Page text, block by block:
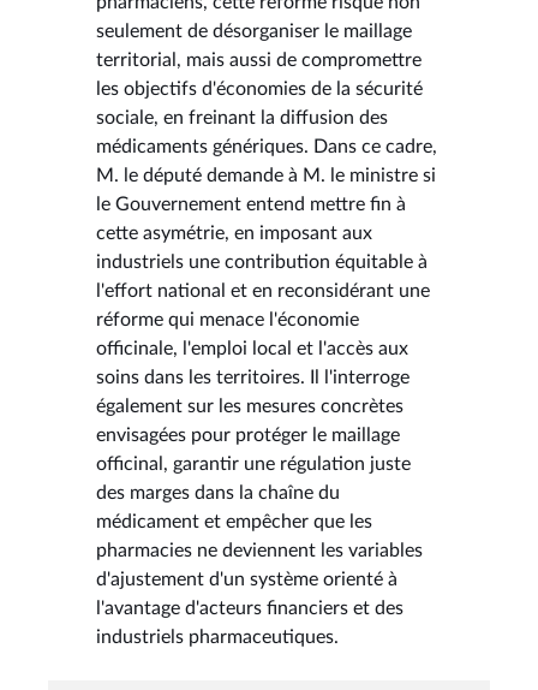
seulement de désorganiser le maillage
territorial, mais aussi de compromettre
les objectifs d'économies de la sécurité
sociale, en freinant la diffusion des
médicaments génériques. Dans ce cadre,
M. le député demande à M. le ministre si
le Gouvernement entend mettre fin à
cette asymétrie, en imposant aux
industriels une contribution équitable à
l'effort national et en reconsidérant une
réforme qui menace l'économie
officinale, l'emploi local et l'accès aux
soins dans les territoires. Il l'interroge
également sur les mesures concrètes
envisagées pour protéger le maillage
officinal, garantir une régulation juste
des marges dans la chaîne du
médicament et empêcher que les
pharmacies ne deviennent les variables
d'ajustement d'un système orienté à
l'avantage d'acteurs financiers et des
industriels pharmaceutiques.